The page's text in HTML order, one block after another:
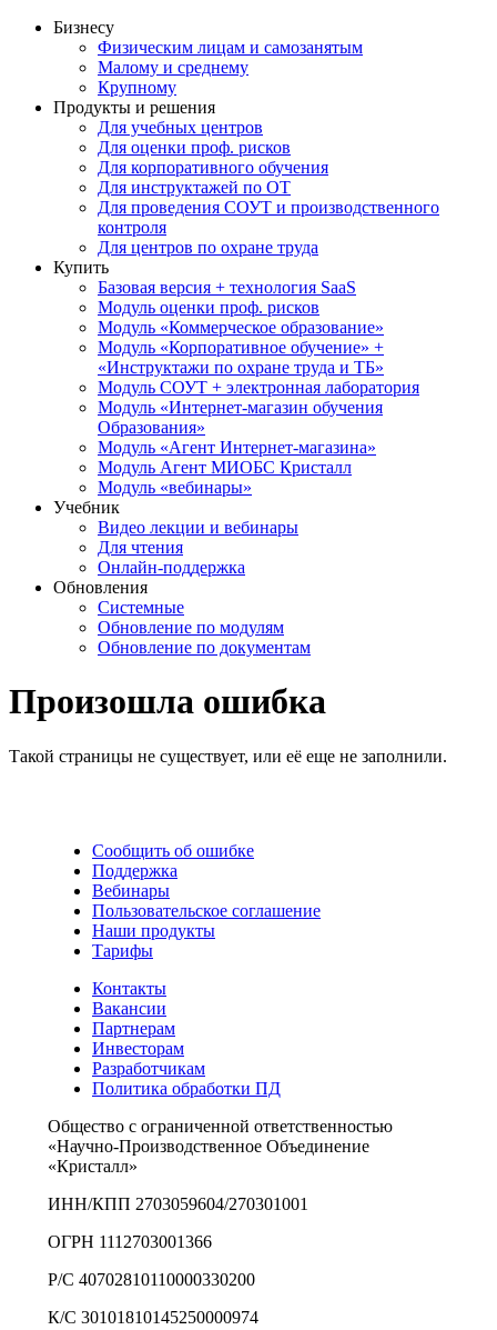
Бизнесу
Физическим лицам и самозанятым
Малому и среднему
Крупному
Продукты и решения
Для учебных центров
Для оценки проф. рисков
Для корпоративного обучения
Для инструктажей по ОТ
Для проведения СОУТ и производственного
контроля
Для центров по охране труда
Купить
Базовая версия + технология SaaS
Модуль оценки проф. рисков
Модуль «Коммерческое образование»
Модуль «Корпоративное обучение» +
«Инструктажи по охране труда и ТБ»
Модуль СОУТ + электронная лаборатория
Модуль «Интернет-магазин обучения
Образования»
Модуль «Агент Интернет-магазина»
Модуль Агент МИОБС Кристалл
Модуль «вебинары»
Учебник
Видео лекции и вебинары
Для чтения
Онлайн-поддержка
Обновления
Системные
Обновление по модулям
Обновление по документам
Произошла ошибка
Такой страницы не существует, или её еще не заполнили.
Сообщить об ошибке
Поддержка
Вебинары
Пользовательское соглашение
Наши продукты
Тарифы
Контакты
Вакансии
Партнерам
Инвесторам
Разработчикам
Политика обработки ПД
Общество с ограниченной ответственностью
«Научно-Производственное Объединение
«Кристалл»
ИНН/КПП 2703059604/270301001
ОГРН 1112703001366
Р/С 40702810110000330200
К/С 30101810145250000974